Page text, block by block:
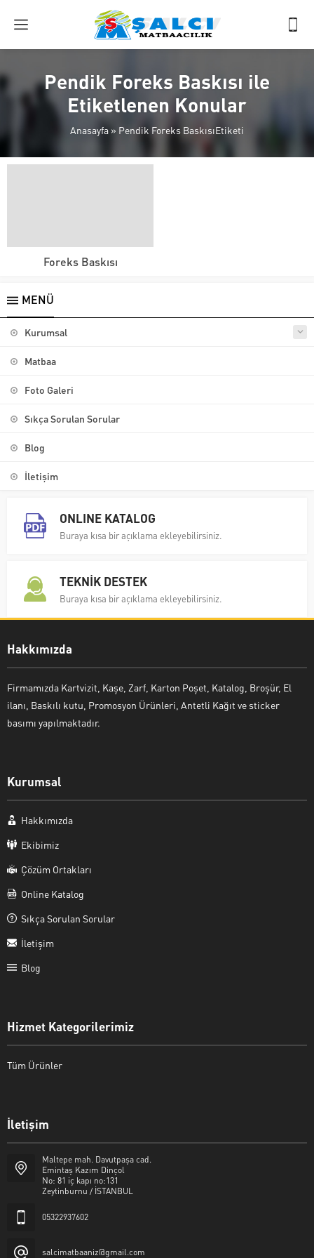
Pendik Foreks Baskısı ile
Etiketlenen Konular
Anasayfa » Pendik Foreks BaskısıEtiketi
Foreks Baskısı
MENÜ
Kurumsal
Matbaa
Foto Galeri
Sıkça Sorulan Sorular
Blog
İletişim
ONLINE KATALOG
Buraya kısa bir açıklama ekleyebilirsiniz.
TEKNİK DESTEK
Buraya kısa bir açıklama ekleyebilirsiniz.
Hakkımızda
Firmamızda Kartvizit, Kaşe, Zarf, Karton Poşet, Katalog, Broşür, El
ilanı, Baskılı kutu, Promosyon Ürünleri, Antetli Kağıt ve sticker
basımı yapılmaktadır.
Kurumsal
Hakkımızda
Ekibimiz
Çözüm Ortakları
Online Katalog
Sıkça Sorulan Sorular
İletişim
Blog
Hizmet Kategorilerimiz
Tüm Ürünler
İletişim
Maltepe mah. Davutpaşa cad.
Emintaş Kazım Dinçol
No: 81 iç kapı no:131
Zeytinburnu / İSTANBUL
05322937602
salcimatbaaniz@gmail.com